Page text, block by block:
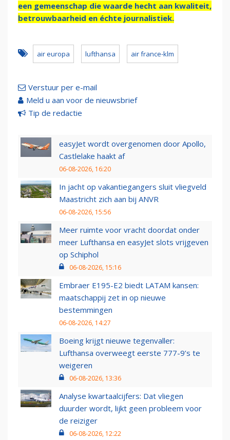
een gemeenschap die waarde hecht aan kwaliteit,
betrouwbaarheid en échte journalistiek.
air europa lufthansa air france-klm
Verstuur per e-mail
Meld u aan voor de nieuwsbrief
Tip de redactie
easyJet wordt overgenomen door Apollo,
Castlelake haakt af
06-08-2026, 16:20
In jacht op vakantiegangers sluit vliegveld
Maastricht zich aan bij ANVR
06-08-2026, 15:56
Meer ruimte voor vracht doordat onder
meer Lufthansa en easyJet slots vrijgeven
op Schiphol
06-08-2026, 15:16
Embraer E195-E2 biedt LATAM kansen:
maatschappij zet in op nieuwe
bestemmingen
06-08-2026, 14:27
Boeing krijgt nieuwe tegenvaller:
Lufthansa overweegt eerste 777-9’s te
weigeren
06-08-2026, 13:36
Analyse kwartaalcijfers: Dat vliegen
duurder wordt, lijkt geen probleem voor
de reiziger
06-08-2026, 12:22